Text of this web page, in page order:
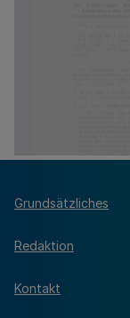
Grundsätzliches
Redaktion
Kontakt